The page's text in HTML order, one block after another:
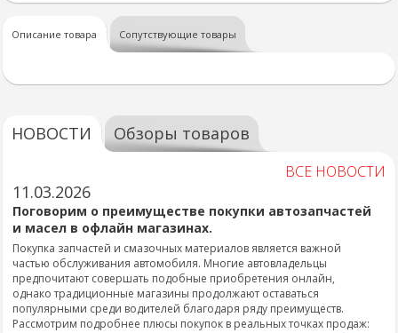
Описание товара Сопутствующие товары
НОВОСТИ Обзоры товаров
ВСЕ НОВОСТИ
11.03.2026
Поговорим о преимуществе покупки автозапчастей
и масел в офлайн магазинах.
Покупка запчастей и смазочных материалов является важной
частью обслуживания автомобиля. Многие автовладельцы
предпочитают совершать подобные приобретения онлайн,
однако традиционные магазины продолжают оставаться
популярными среди водителей благодаря ряду преимуществ.
Рассмотрим подробнее плюсы покупок в реальных точках продаж: